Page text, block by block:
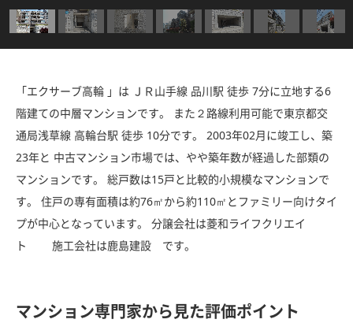
「エクサーブ高輪 」は ＪＲ山手線 品川駅 徒歩 7分に立地する6
階建ての中層マンションです。 また２路線利用可能で東京都交
通局浅草線 高輪台駅 徒歩 10分です。 2003年02月に竣工し、築
23年と 中古マンション市場では、やや築年数が経過した部類の
マンションです。 総戸数は15戸と比較的小規模なマンションで
す。 住戸の専有面積は約76㎡から約110㎡とファミリー向けタイ
プが中心となっています。 分譲会社は菱和ライフクリエイ
ト 施工会社は鹿島建設 です。
マンション専門家から見た評価ポイント